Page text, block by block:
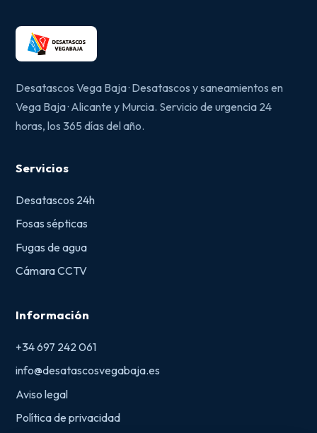
Desatascos Vega Baja · Desatascos y saneamientos en
Vega Baja · Alicante y Murcia. Servicio de urgencia 24
horas, los 365 días del año.
Servicios
Desatascos 24h
Fosas sépticas
Fugas de agua
Cámara CCTV
Información
+34 697 242 061
info@desatascosvegabaja.es
Aviso legal
Política de privacidad